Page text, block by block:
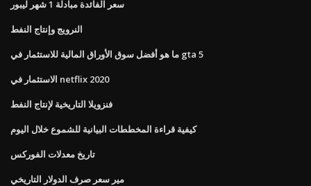
سعر الفائدة مبادلة 1 شهر ليبور
النرويج وإنتاج النفط
ما هو أفضل سوق الأوراق المالية للاستثمار في gta 5
الاستثمار في netflix 2020
فنزويلا التاريخية لإنتاج النفط
كيفية قراءة المخططات البيانية للشموع خلال اليوم
تاريخ معدلات الفوركس
مير سعر صرف الدولار التاريخي